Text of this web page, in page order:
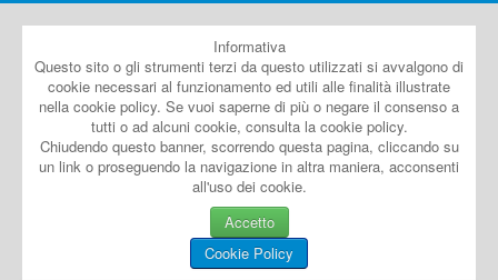
Informativa
Questo sito o gli strumenti terzi da questo utilizzati si avvalgono di
cookie necessari al funzionamento ed utili alle finalità illustrate
nella cookie policy. Se vuoi saperne di più o negare il consenso a
tutti o ad alcuni cookie, consulta la cookie policy.
Chiudendo questo banner, scorrendo questa pagina, cliccando su
un link o proseguendo la navigazione in altra maniera, acconsenti
all'uso dei cookie.
Accetto
Cookie Policy